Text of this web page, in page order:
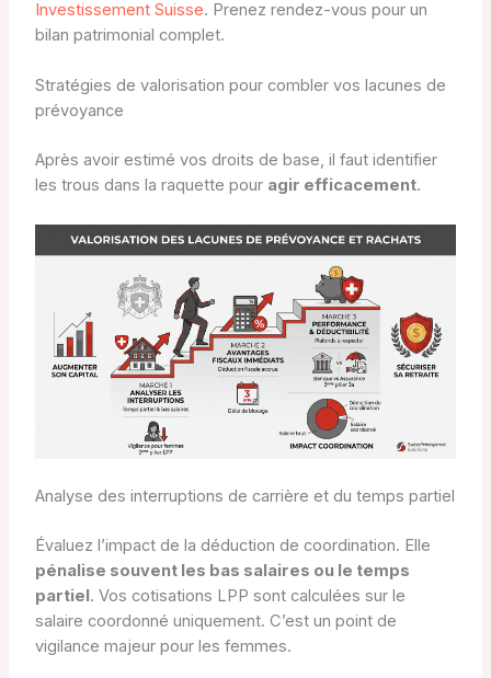
Investissement Suisse. Prenez rendez-vous pour un
bilan patrimonial complet.
Stratégies de valorisation pour combler vos lacunes de
prévoyance
Après avoir estimé vos droits de base, il faut identifier
les trous dans la raquette pour agir efficacement.
Analyse des interruptions de carrière et du temps partiel
Évaluez l’impact de la déduction de coordination. Elle
pénalise souvent les bas salaires ou le temps
partiel. Vos cotisations LPP sont calculées sur le
salaire coordonné uniquement. C’est un point de
vigilance majeur pour les femmes.